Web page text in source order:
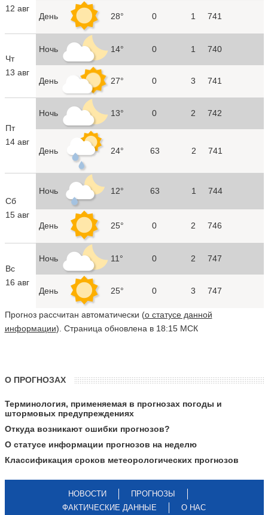
12 авг
День 28° 0 1 741
Чт
13 авг
Ночь 14° 0 1 740
День 27° 0 3 741
Пт
14 авг
Ночь 13° 0 2 742
День 24° 63 2 741
Сб
15 авг
Ночь 12° 63 1 744
День 25° 0 2 746
Вс
16 авг
Ночь 11° 0 2 747
День 25° 0 3 747
Прогноз рассчитан автоматически (о статусе данной
информации). Страница обновлена в 18:15 МСК
О ПРОГНОЗАХ
Терминология, применяемая в прогнозах погоды и
штормовых предупреждениях
Откуда возникают ошибки прогнозов?
О статусе информации прогнозов на неделю
Классификация сроков метеорологических прогнозов
НОВОСТИ
ПРОГНОЗЫ
ФАКТИЧЕСКИЕ ДАННЫЕ
О НАС